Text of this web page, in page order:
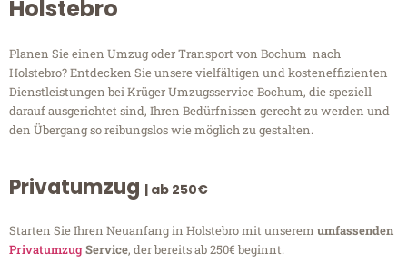
Holstebro
Planen Sie einen Umzug oder Transport von Bochum nach
Holstebro? Entdecken Sie unsere vielfältigen und kosteneffizienten
Dienstleistungen bei Krüger Umzugsservice Bochum, die speziell
darauf ausgerichtet sind, Ihren Bedürfnissen gerecht zu werden und
den Übergang so reibungslos wie möglich zu gestalten.
Privatumzug | ab 250€
Starten Sie Ihren Neuanfang in Holstebro mit unserem umfassenden
PrivatumzugService, der bereits ab 250€ beginnt.